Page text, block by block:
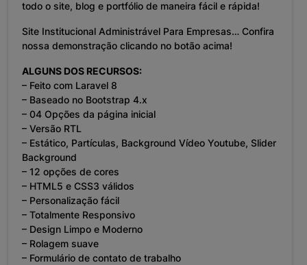
todo o site, blog e portfólio de maneira fácil e rápida!
Site Institucional Administrável Para Empresas… Confira
nossa demonstração clicando no botão acima!
ALGUNS DOS RECURSOS:
– Feito com Laravel 8
– Baseado no Bootstrap 4.x
– 04 Opções da página inicial
– Versão RTL
– Estático, Partículas, Background Vídeo Youtube, Slider
Background
– 12 opções de cores
– HTML5 e CSS3 válidos
– Personalização fácil
– Totalmente Responsivo
– Design Limpo e Moderno
– Rolagem suave
– Formulário de contato de trabalho